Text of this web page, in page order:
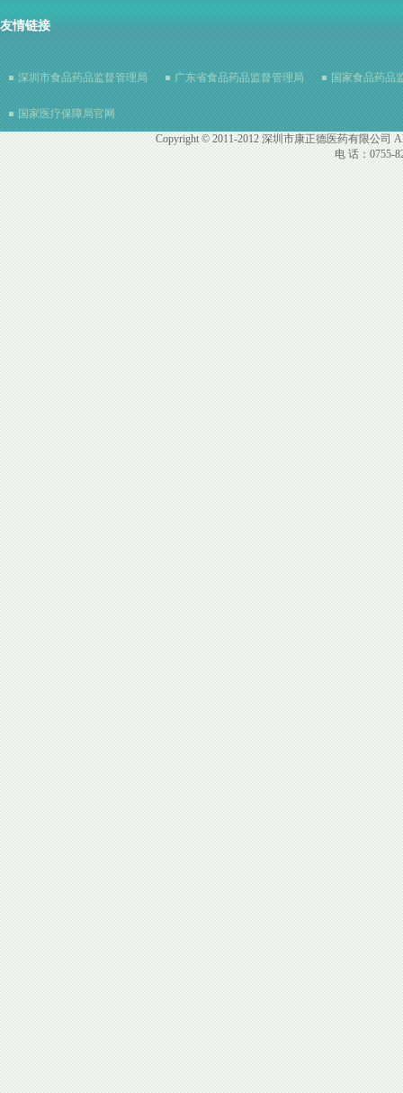
友情链接
深圳市食品药品监督管理局 广东省食品药品监督管理局 国家食品药品
国家医疗保障局官网
Copyright © 2011-2012 深圳市康正德医药有限公司
电 话：0755-